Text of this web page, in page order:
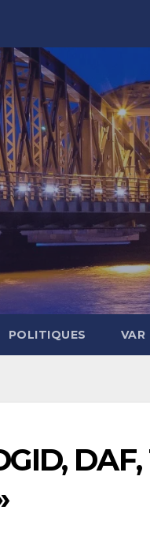
POLITIQUES VAR